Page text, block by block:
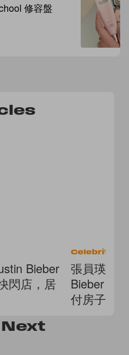
修容盤
Bieber
閃店，居
Celebrities
張員瑛家
Bieber 也
付房子首
Next